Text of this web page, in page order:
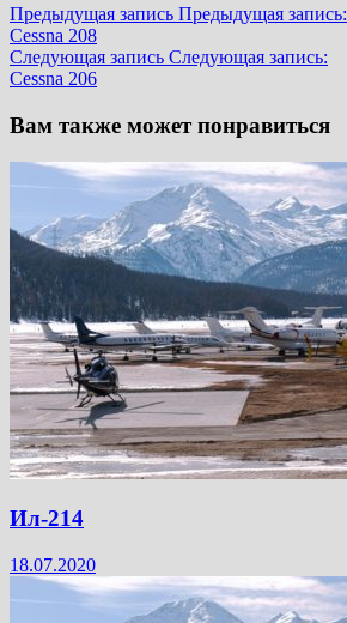
Предыдущая запись Предыдущая запись:
Cessna 208
Следующая запись Следующая запись:
Cessna 206
Вам также может понравиться
Ил-214
18.07.2020